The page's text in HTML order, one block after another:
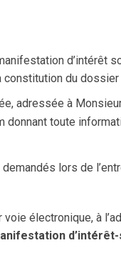
d’intérêt
du dossier
adressée à
donnant toute
lors de
électronique, à